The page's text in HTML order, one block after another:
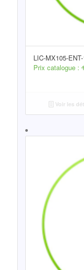
LIC-MX105-
Prix catalogue :
Voir les